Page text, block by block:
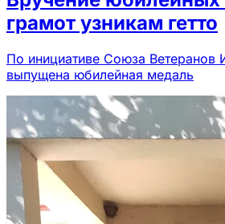
грамот узникам гетто
По инициативе Союза Ветеранов
выпущена юбилейная медаль